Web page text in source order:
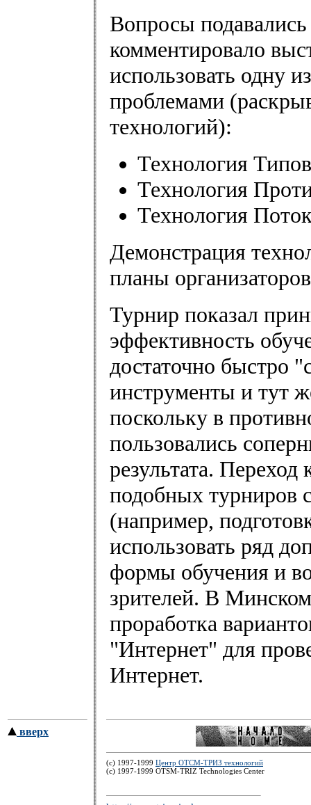
Вопросы
комментировало
использовать одну
проблемами
технологий):
Технология
Технология
Технология
Демонстрация
планы
Турнир показал
эффективность
достаточно быстро
инструменты и тут
поскольку в
пользовались
результата.
подобных турниров
(например,
использовать ряд
формы обучения и
зрителей. В
проработка
"Интернет" для
Интернет.
вверх
(c) 1997-1999 Центр ОТСМ-ТРИЗ технологий
(с) 1997-1999 OTSM-TRIZ Technologies Center